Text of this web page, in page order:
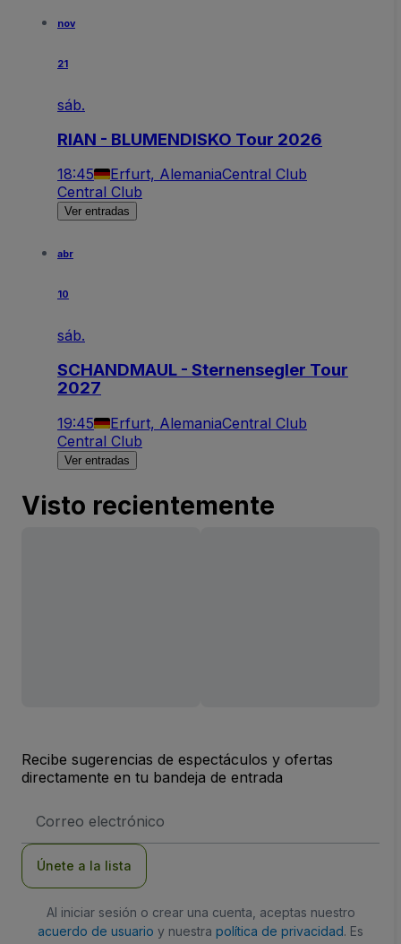
nov
21
sáb.
RIAN - BLUMENDISKO Tour 2026
18:45 Erfurt, AlemaniaCentral Club
Central Club
Ver entradas
abr
10
sáb.
SCHANDMAUL - Sternensegler Tour
2027
19:45 Erfurt, AlemaniaCentral Club
Central Club
Ver entradas
Visto recientemente
Recibe sugerencias de espectáculos y ofertas
directamente en tu bandeja de entrada
de
Únete a la lista
Al iniciar sesión o crear una cuenta, aceptas nuestro
acuerdo de usuario y nuestra política de privacidad. Es